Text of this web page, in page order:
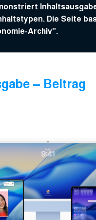
Die Seite
Archiv".
– Beitrag